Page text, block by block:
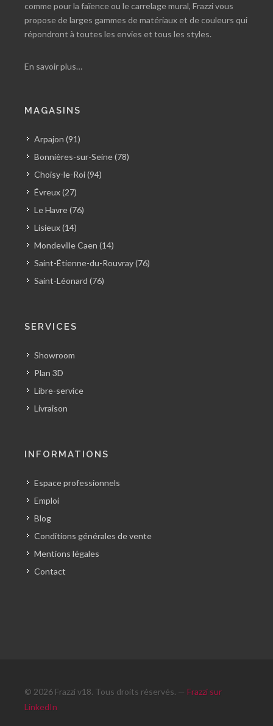
comme pour la faïence ou le carrelage mural, Frazzi vous
propose de larges gammes de matériaux et de couleurs qui
répondront à toutes les envies et tous les styles.
En savoir plus…
MAGASINS
Arpajon (91)
Bonnières-sur-Seine (78)
Choisy-le-Roi (94)
Évreux (27)
Le Havre (76)
Lisieux (14)
Mondeville Caen (14)
Saint-Étienne-du-Rouvray (76)
Saint-Léonard (76)
SERVICES
Showroom
Plan 3D
Libre-service
Livraison
INFORMATIONS
Espace professionnels
Emploi
Blog
Conditions générales de vente
Mentions légales
Contact
© 2026 Frazzi v18. Tous droits réservés. — Frazzi sur
LinkedIn